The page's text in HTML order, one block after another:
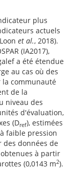
plus
actuels
et al., 2018).
(IA2017),
a été étendue
au cas où des
communauté
de la
niveau des
d'évaluation,
(Dref), estimées
faible pression
des données de
à partir
(0,0143 m2).